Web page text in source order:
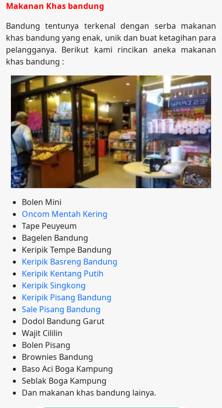
Makanan Khas bandung
Bandung tentunya terkenal dengan serba makanan
khas bandung yang enak, unik dan buat ketagihan para
pelangganya. Berikut kami rincikan aneka makanan
khas bandung :
Bolen Mini
Oncom Mentah Kering
Tape Peuyeum
Bagelen Bandung
Keripik Tempe Bandung
Keripik Basreng Bandung
Keripik Kentang Putih
Keripik Singkong
Keripik Pisang Bandung
Sale Pisang Bandung
Dodol Bandung Garut
Wajit Cililin
Bolen Pisang
Brownies Bandung
Baso Aci Boga Kampung
Seblak Boga Kampung
Dan makanan khas bandung lainya.